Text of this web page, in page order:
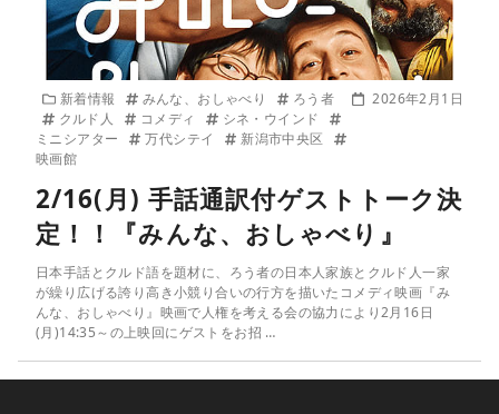
新着情報 みんな、おしゃべり
ろう者
クルド人
コメディ
シネ・ウインド
ミニシアター
万代シテイ
新潟市中央区
映画館
2026年2月1日
2/16(月) 手話通訳付ゲストトーク決
定！！『みんな、おしゃべり』
日本手話とクルド語を題材に、ろう者の日本人家族とクルド人一家
が繰り広げる誇り高き小競り合いの行方を描いたコメディ映画『み
んな、おしゃべり』映画で人権を考える会の協力により2月16日
(月)14:35～の上映回にゲストをお招 …